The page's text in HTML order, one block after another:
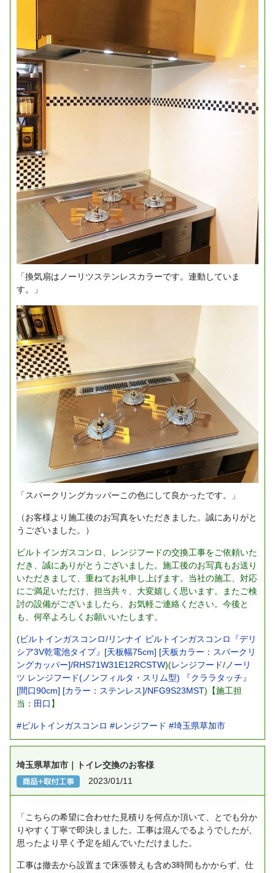
「換気扇はノーリツステンレスカラーです。連動していま
す。」
「スパークリングカッパーこの色にして良かったです。」
（お客様より施工後のお写真をいただきました。誠にありがと
うございました。）
ビルトインガスコンロ、レンジフードの交換工事をご依頼いた
だき、誠にありがとうございました。施工後のお写真もお送り
いただきまして、重ねてお礼申し上げます。当社の施工、対応
にご満足いただけ、担当共々、大変嬉しく思います。またご検
討の設備がございましたら、お気軽ご連絡ください。今後と
も、何卒よろしくお願いいたします。
(ビルトインガスコンロ/リンナイ ビルトインガスコンロ『デリ
シア3V乾電池タイプ』[天板幅75cm] [天板カラー：スパークリ
ングカッパー]/RHS71W31E12RCSTW)(レンジフード/ノーリ
ツ レンジフード(ノンフィルタ・スリム型) 『クララタッチ』
[間口90cm] [カラー：ステンレス]/NFG9S23MST)【施工担
当： 田口 】
#ビルトインガスコンロ #レンジフード #埼玉県草加市
埼玉県草加市｜トイレ交換のお客様
2023/01/11
「こちらの希望に合わせた見積りを何点か頂いて、とでも分か
りやすく丁寧で即決しました。工事は混んでるようでしたが、
思ったより早く予定を組んでいただけました。
工事は撤去から設置まで床張替えも含め3時間もかからず、仕